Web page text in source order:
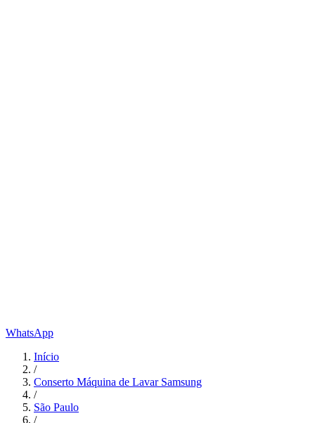
WhatsApp
Início
/
Conserto Máquina de Lavar Samsung
/
São Paulo
/